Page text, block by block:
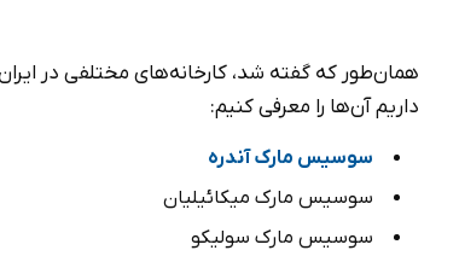
همان‌طور که گفته شد، کارخانه‌های مختلفی در
داریم آن‌ها را معرفی کنیم:
سوسیس مارک آندره
سوسیس مارک میکائیلیان
سوسیس مارک سولیکو